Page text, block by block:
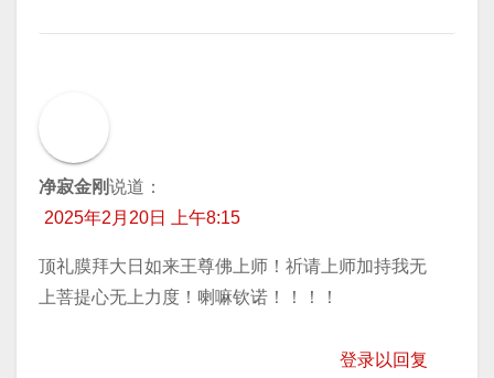
净寂金刚说道：
2025年2月20日 上午8:15
顶礼膜拜大日如来王尊佛上师！祈请上师加持我无
上菩提心无上力度！喇嘛钦诺！！！！
登录以回复